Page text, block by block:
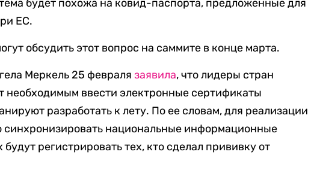
будет похожа на ковид-паспорта, предложенные для
ЕС.
обсудить этот вопрос на саммите в конце марта.
Меркель 25 февралязаявила, что лидеры стран
необходимым ввести электронные сертификаты
разработать к лету. По ее словам, для реализации
синхронизировать национальные информационные
регистрировать тех, кто сделал прививку от